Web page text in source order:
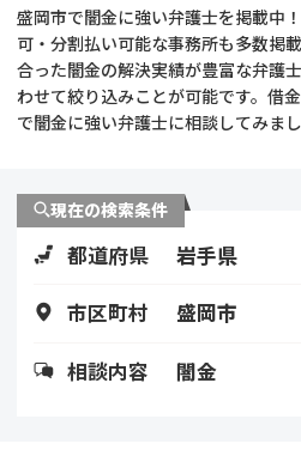
盛岡市で闇金に強い弁護士を掲載中
可・分割払い可能な事務所も多数掲
合った闇金の解決実績が豊富な弁護
わせて絞り込みことが可能です。借
で闇金に強い弁護士に相談してみまし
現在の検索条件
都道府県 岩手県
市区町村 盛岡市
相談内容 闇金